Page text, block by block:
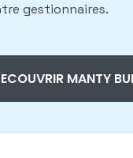
gestionnaires.
MANTY